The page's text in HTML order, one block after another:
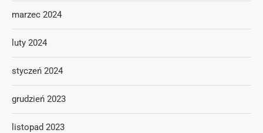
marzec 2024
luty 2024
styczeń 2024
grudzień 2023
listopad 2023